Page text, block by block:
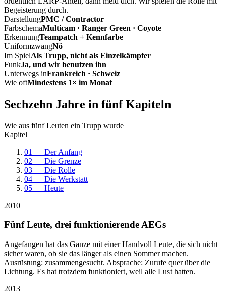
Begeisterung durch.
DarstellungPMC / Contractor
FarbschemaMulticam · Ranger Green · Coyote
ErkennungTeampatch + Kennfarbe
UniformzwangNö
Im SpielAls Trupp, nicht als Einzelkämpfer
FunkJa, und wir benutzen ihn
Unterwegs inFrankreich · Schweiz
Wie oftMindestens 1× im Monat
Sechzehn Jahre in fünf Kapiteln
Wie aus fünf Leuten ein Trupp wurde
Kapitel
01 — Der Anfang
02 — Die Grenze
03 — Die Rolle
04 — Die Werkstatt
05 — Heute
2010
Fünf Leute, drei funktionierende AEGs
Angefangen hat das Ganze mit einer Handvoll Leute, die sich nicht
sicher waren, ob sie das länger als einen Sommer machen.
Ausrüstung: zusammengesucht. Absprache: Zurufe quer über die
Lichtung. Es hat trotzdem funktioniert, weil alle Lust hatten.
2013